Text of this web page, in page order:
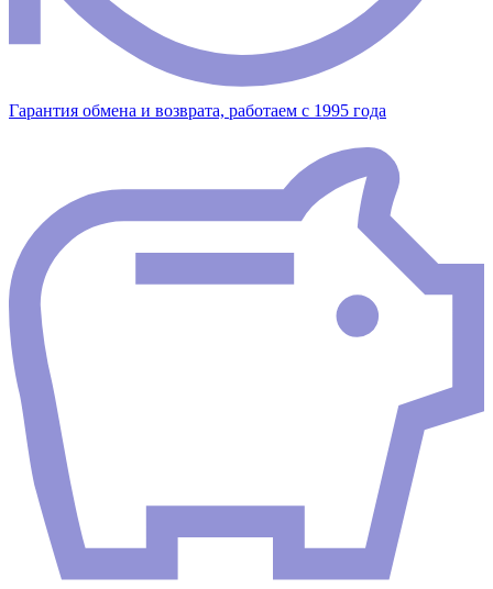
Гарантия обмена и возврата, работаем с 1995 года